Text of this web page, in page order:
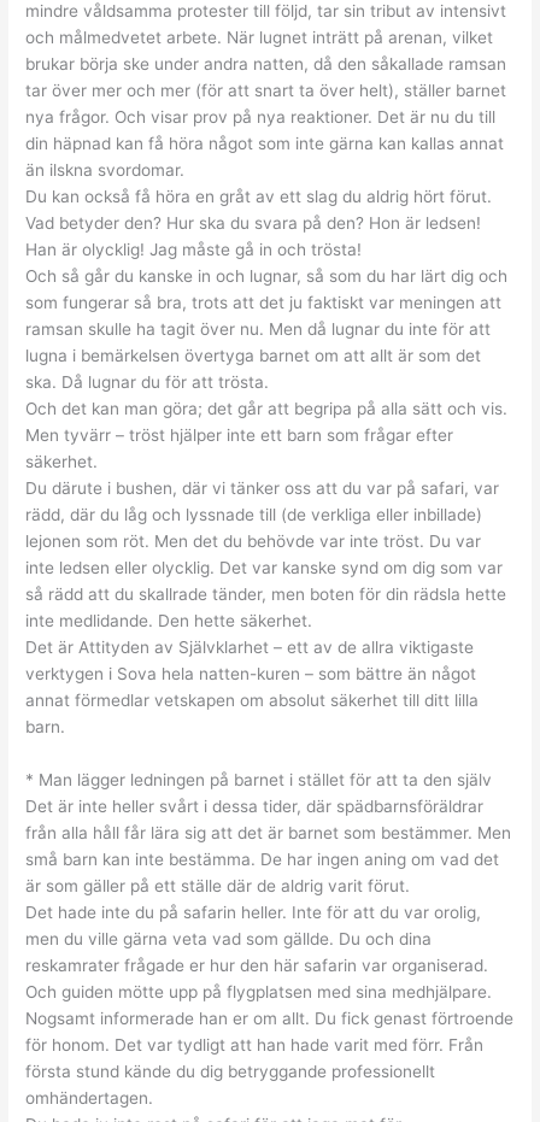
mindre våldsamma protester till följd, tar sin tribut av intensivt
och målmedvetet arbete. När lugnet inträtt på arenan, vilket
brukar börja ske under andra natten, då den såkallade ramsan
tar över mer och mer (för att snart ta över helt), ställer barnet
nya frågor. Och visar prov på nya reaktioner. Det är nu du till
din häpnad kan få höra något som inte gärna kan kallas annat
än ilskna svordomar.
Du kan också få höra en gråt av ett slag du aldrig hört förut.
Vad betyder den? Hur ska du svara på den? Hon är ledsen!
Han är olycklig! Jag måste gå in och trösta!
Och så går du kanske in och lugnar, så som du har lärt dig och
som fungerar så bra, trots att det ju faktiskt var meningen att
ramsan skulle ha tagit över nu. Men då lugnar du inte för att
lugna i bemärkelsen övertyga barnet om att allt är som det
ska. Då lugnar du för att trösta.
Och det kan man göra; det går att begripa på alla sätt och vis.
Men tyvärr – tröst hjälper inte ett barn som frågar efter
säkerhet.
Du därute i bushen, där vi tänker oss att du var på safari, var
rädd, där du låg och lyssnade till (de verkliga eller inbillade)
lejonen som röt. Men det du behövde var inte tröst. Du var
inte ledsen eller olycklig. Det var kanske synd om dig som var
så rädd att du skallrade tänder, men boten för din rädsla hette
inte medlidande. Den hette säkerhet.
Det är Attityden av Självklarhet – ett av de allra viktigaste
verktygen i Sova hela natten-kuren – som bättre än något
annat förmedlar vetskapen om absolut säkerhet till ditt lilla
barn.
* Man lägger ledningen på barnet i stället för att ta den själv
Det är inte heller svårt i dessa tider, där spädbarnsföräldrar
från alla håll får lära sig att det är barnet som bestämmer. Men
små barn kan inte bestämma. De har ingen aning om vad det
är som gäller på ett ställe där de aldrig varit förut.
Det hade inte du på safarin heller. Inte för att du var orolig,
men du ville gärna veta vad som gällde. Du och dina
reskamrater frågade er hur den här safarin var organiserad.
Och guiden mötte upp på flygplatsen med sina medhjälpare.
Nogsamt informerade han er om allt. Du fick genast förtroende
för honom. Det var tydligt att han hade varit med förr. Från
första stund kände du dig betryggande professionellt
omhändertagen.